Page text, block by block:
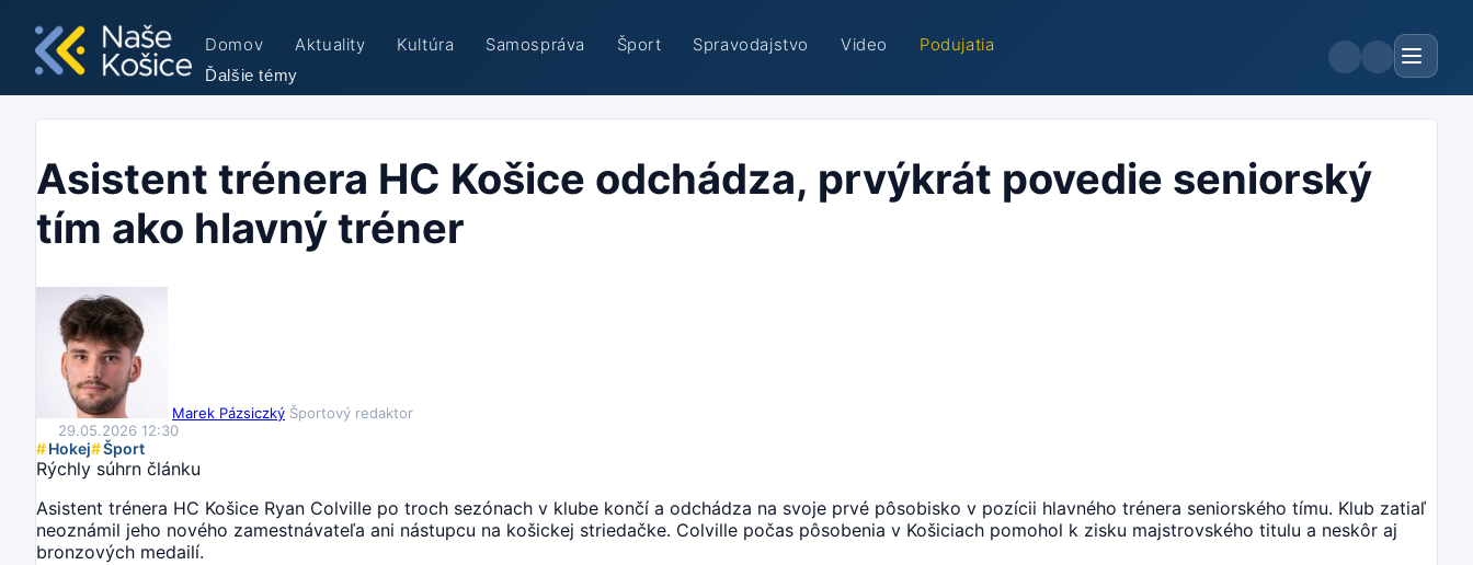
Domov Aktuality Kultúra Samospráva Šport Spravodajstvo Video Podujatia
Ďalšie témy
Asistent trénera HC Košice odchádza, prvýkrát povedie seniorský
tím ako hlavný tréner
Marek Pázsiczký Športový redaktor
29.05.2026 12:30
#Hokej#Šport
Rýchly súhrn článku
Asistent trénera HC Košice Ryan Colville po troch sezónach v klube končí a odchádza na svoje prvé pôsobisko v pozícii hlavného trénera seniorského tímu. Klub zatiaľ
neoznámil jeho nového zamestnávateľa ani nástupcu na košickej striedačke. Colville počas pôsobenia v Košiciach pomohol k zisku majstrovského titulu a neskôr aj
bronzových medailí.